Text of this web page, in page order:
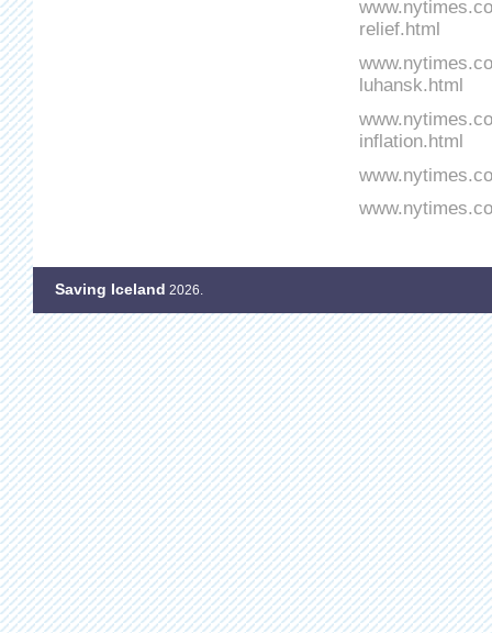
relief.html
luhansk.html
inflation.html
Saving Iceland 2026.